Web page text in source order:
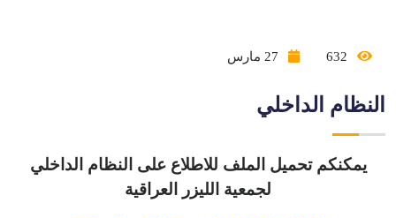
النظام الداخلي
يمكنكم تحميل الملف للاطلاع على النظام الداخلي
لجمعية الليزر العراقية